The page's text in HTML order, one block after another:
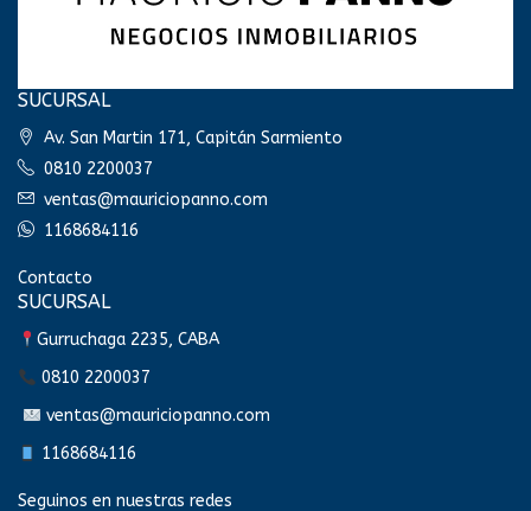
SUCURSAL
Av. San Martin 171, Capitán Sarmiento
0810 2200037
ventas@mauriciopanno.com
1168684116
Contacto
SUCURSAL
Gurruchaga 2235, CABA
0810 2200037
ventas@mauriciopanno.com
1168684116
Seguinos en nuestras redes